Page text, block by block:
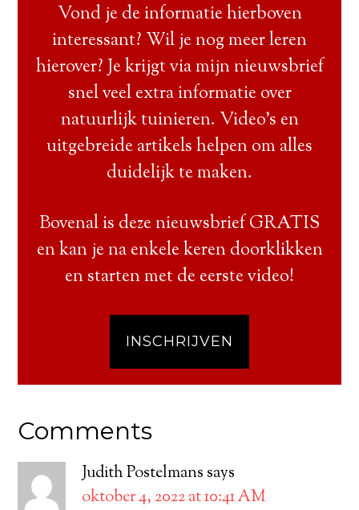
Vond je de informatie hierboven
interessant? Wil je nog meer leren
hierover? Je krijgt via mijn nieuwsbrief
snel veel extra informatie over
natuurlijk tuinieren. Video’s en
uitgebreide artikels helpen om alles
duidelijk te maken.
Bovenal is deze nieuwsbrief GRATIS
en kan je na enkele keren doorklikken
en starten met de eerste video!
INSCHRIJVEN
Comments
Judith Postelmans says
oktober 4, 2022 at 10:41 AM